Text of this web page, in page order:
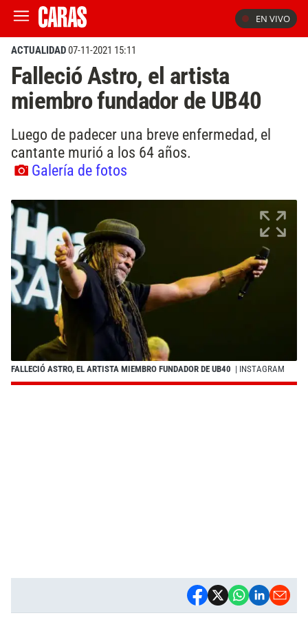
EN VIVO
ACTUALIDAD07-11-2021 15:11
Falleció Astro, el artista
miembro fundador de UB40
Luego de padecer una breve enfermedad, el
cantante murió a los 64 años.
Galería de fotos
FALLECIÓ ASTRO, EL ARTISTA MIEMBRO FUNDADOR DE UB40 | INSTAGRAM